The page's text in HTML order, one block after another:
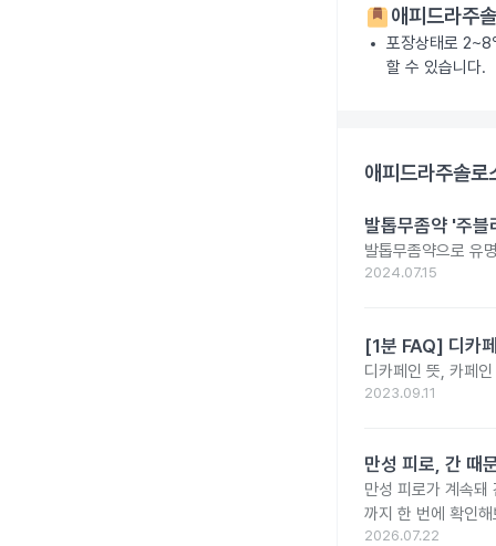
애피드라주
포장상태로
할 수 있습니다.
애피드라주솔
발톱무좀약 '주
발톱무좀약으로 유
2024.07.15
[1분 FAQ] 디카
디카페인 뜻, 카페
2023.09.11
만성 피로, 간 때
만성 피로가 계속돼
까지 한 번에 확인
2026.07.22